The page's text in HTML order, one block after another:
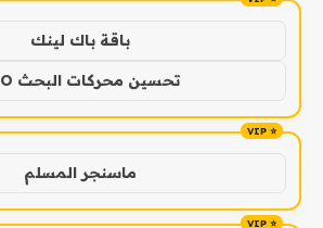
باقة باك لينك
تحسين محركات البحث SEO
ماسنجر المسلم